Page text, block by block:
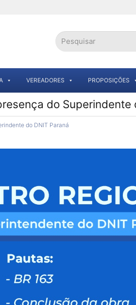
VEREADORES PROPOSIÇÕES
do Superindente
do DNIT Paraná